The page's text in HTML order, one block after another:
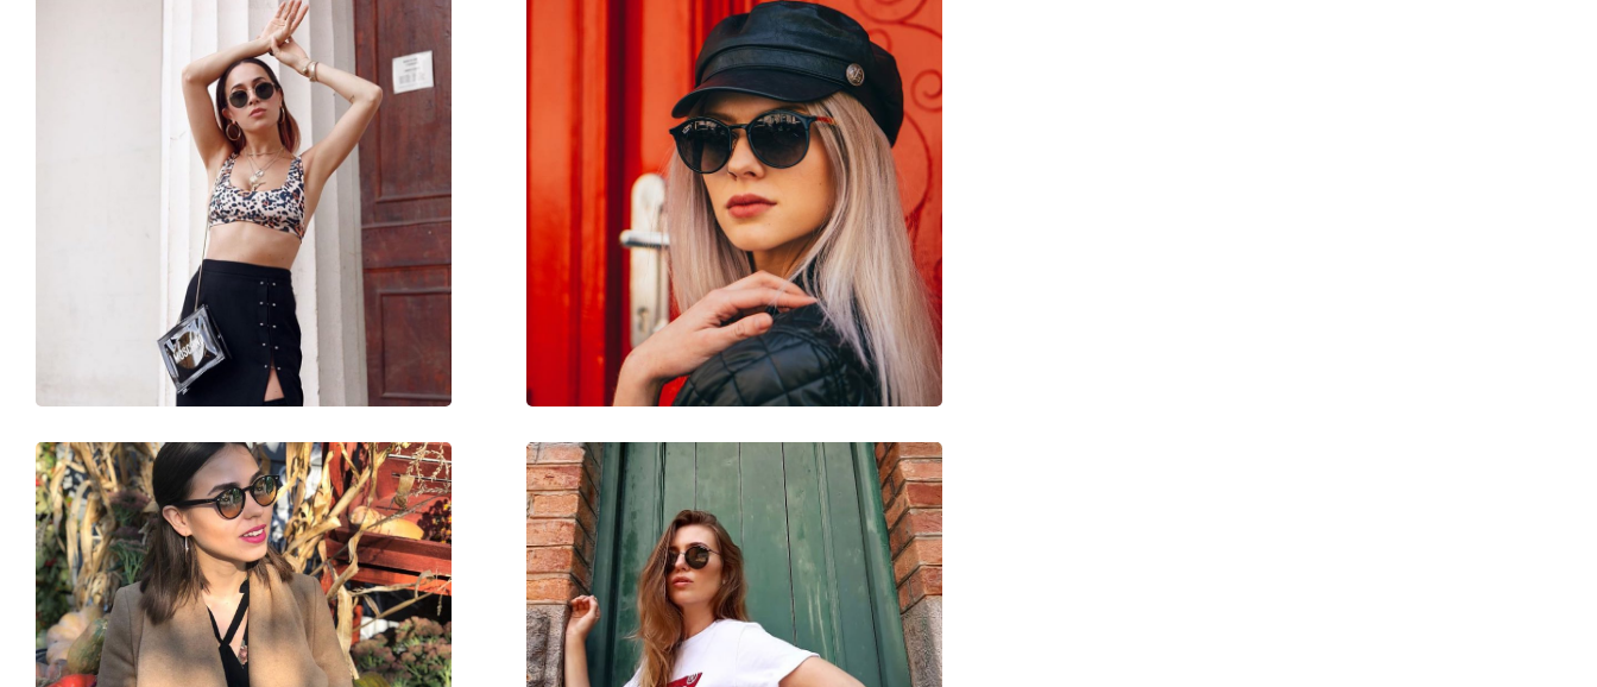
Smeđa
Materijal okvira:
Metal/Plastika
M
139 mm
145 mm
18 mm
100 g
Prilagodljivi jastučići za nos:
Ne
Da
Ostalo
Spol:
Unisex
Kategorija:
Sunčane naočale
Marka:
Ray-Ban
Upotreba:
Moda
Kod:
RB4171 639080 54